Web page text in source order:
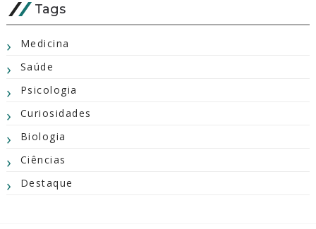
Tags
Medicina
Saúde
Psicologia
Curiosidades
Biologia
Ciências
Destaque